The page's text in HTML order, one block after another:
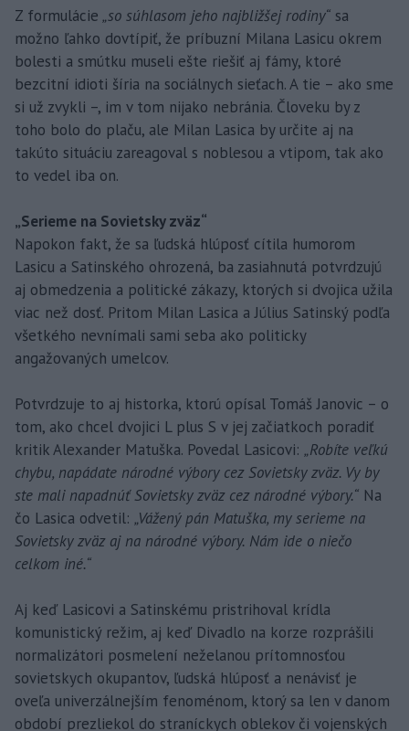
Z formulácie „so súhlasom jeho najbližšej rodiny“ sa
možno ľahko dovtípiť, že príbuzní Milana Lasicu okrem
bolesti a smútku museli ešte riešiť aj fámy, ktoré
bezcitní idioti šíria na sociálnych sieťach. A tie – ako sme
si už zvykli –, im v tom nijako nebránia. Človeku by z
toho bolo do plaču, ale Milan Lasica by určite aj na
takúto situáciu zareagoval s noblesou a vtipom, tak ako
to vedel iba on.
„Serieme na Sovietsky zväz“
Napokon fakt, že sa ľudská hlúposť cítila humorom
Lasicu a Satinského ohrozená, ba zasiahnutá potvrdzujú
aj obmedzenia a politické zákazy, ktorých si dvojica užila
viac než dosť. Pritom Milan Lasica a Július Satinský podľa
všetkého nevnímali sami seba ako politicky
angažovaných umelcov.
Potvrdzuje to aj historka, ktorú opísal Tomáš Janovic – o
tom, ako chcel dvojici L plus S v jej začiatkoch poradiť
kritik Alexander Matuška. Povedal Lasicovi: „Robíte veľkú
chybu, napádate národné výbory cez Sovietsky zväz. Vy by
ste mali napadnúť Sovietsky zväz cez národné výbory.“ Na
čo Lasica odvetil: „Vážený pán Matuška, my serieme na
Sovietsky zväz aj na národné výbory. Nám ide o niečo
celkom iné.“
Aj keď Lasicovi a Satinskému pristrihoval krídla
komunistický režim, aj keď Divadlo na korze rozprášili
normalizátori posmelení neželanou prítomnosťou
sovietskych okupantov, ľudská hlúposť a nenávisť je
oveľa univerzálnejším fenoménom, ktorý sa len v danom
období prezliekol do straníckych oblekov či vojenských